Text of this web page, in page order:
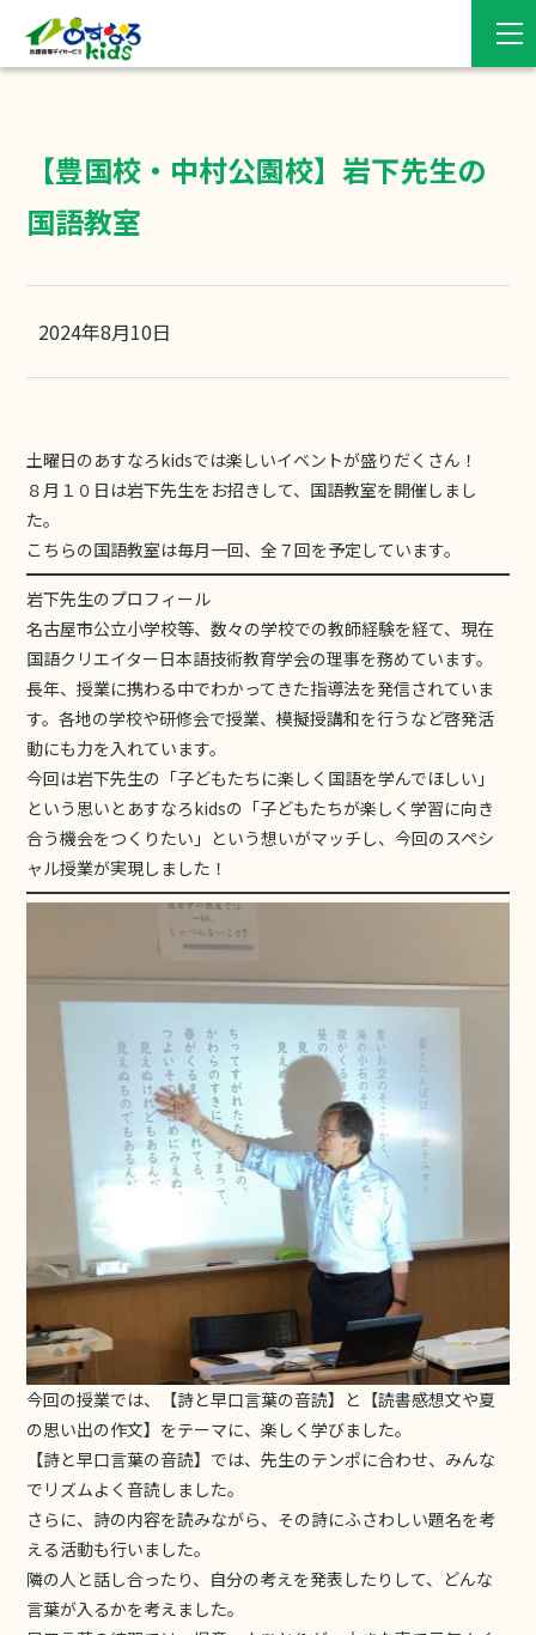
【豊国校・中村公園校】岩下先生の
国語教室
2024年8月10日
土曜日のあすなろkidsでは楽しいイベントが盛りだくさん！
８月１０日は岩下先生をお招きして、国語教室を開催しまし
た。
こちらの国語教室は毎月一回、全７回を予定しています。
岩下先生のプロフィール
名古屋市公立小学校等、数々の学校での教師経験を経て、現在
国語クリエイター日本語技術教育学会の理事を務めています。
長年、授業に携わる中でわかってきた指導法を発信されていま
す。各地の学校や研修会で授業、模擬授講和を行うなど啓発活
動にも力を入れています。
今回は岩下先生の「子どもたちに楽しく国語を学んでほしい」
という思いとあすなろkidsの「子どもたちが楽しく学習に向き
合う機会をつくりたい」という想いがマッチし、今回のスペシ
ャル授業が実現しました！
今回の授業では、【詩と早口言葉の音読】と【読書感想文や夏
の思い出の作文】をテーマに、楽しく学びました。
【詩と早口言葉の音読】では、先生のテンポに合わせ、みんな
でリズムよく音読しました。
さらに、詩の内容を読みながら、その詩にふさわしい題名を考
える活動も行いました。
隣の人と話し合ったり、自分の考えを発表したりして、どんな
言葉が入るかを考えました。